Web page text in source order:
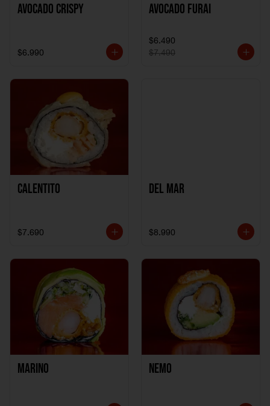
Avocado Crispy
$6.990
Avocado Furai
$6.490
$7.490
Calentito
$7.690
Del Mar
$8.990
Marino Nemo